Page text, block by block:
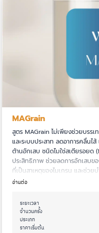
MAGrain
สูตร MAGrain ไม่เพียงช่วยบรร
และระบบประสาท ลดอาการคลื่น
ต้านอักเสบ ชนิดไมใช่สเตียรอยด
ประสิทธิภาพ ช่วยลดการอักเสบข
ที่เป็นสาเหตุของไมเกรน และช่วย
ระบบไหลเวียน โลหิตทํางานเปนปกติ
อ่านต่อ
ระยะเวลา
จำนวนครั้ง
ประเภท
ราคาเริ่มต้น